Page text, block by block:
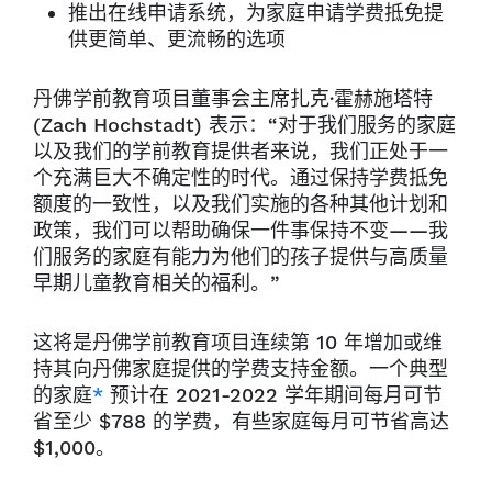
推出在线申请系统，为家庭申请学费抵免提
供更简单、更流畅的选项
丹佛学前教育项目董事会主席扎克·霍赫施塔特
(Zach Hochstadt) 表示：“对于我们服务的家庭
以及我们的学前教育提供者来说，我们正处于一
个充满巨大不确定性的时代。通过保持学费抵免
额度的一致性，以及我们实施的各种其他计划和
政策，我们可以帮助确保一件事保持不变——我
们服务的家庭有能力为他们的孩子提供与高质量
早期儿童教育相关的福利。”
这将是丹佛学前教育项目连续第 10 年增加或维
持其向丹佛家庭提供的学费支持金额。一个典型
的家庭* 预计在 2021-2022 学年期间每月可节
省至少 $788 的学费，有些家庭每月可节省高达
$1,000。